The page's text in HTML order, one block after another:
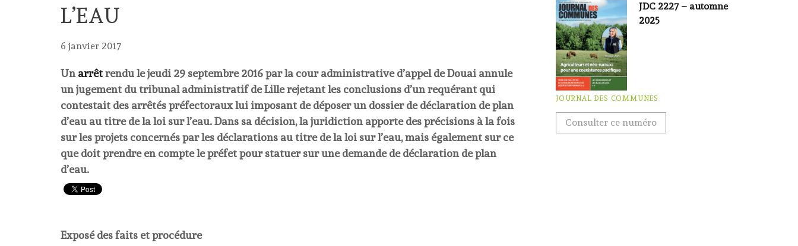
L’EAU
6 janvier 2017
Unarrêtrendu le jeudi 29 septembre 2016 par la cour administrative d’appel de Douai annule
un jugement du tribunal administratif de Lille rejetant les conclusions d’un requérant qui
contestait des arrêtés préfectoraux lui imposant de déposer un dossier de déclaration de plan
d’eau au titre de la loi sur l’eau. Dans sa décision, la juridiction apporte des précisions à la fois
sur les projets concernés par les déclarations au titre de la loi sur l’eau, mais également sur ce
que doit prendre en compte le préfet pour statuer sur une demande de déclaration de plan
d’eau.
Exposé des faits et procédure
JDC 2227 – automne
2025
JOURNAL DES COMMUNES
Consulter ce numéro